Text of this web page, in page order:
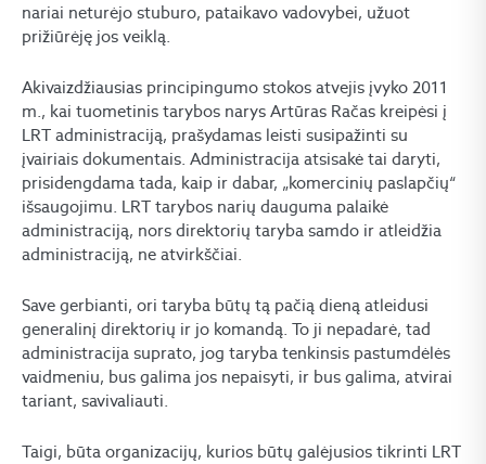
nariai neturėjo stuburo, pataikavo vadovybei, užuot
prižiūrėję jos veiklą.
Akivaizdžiausias principingumo stokos atvejis įvyko 2011
m., kai tuometinis tarybos narys Artūras Račas kreipėsi į
LRT administraciją, prašydamas leisti susipažinti su
įvairiais dokumentais. Administracija atsisakė tai daryti,
prisidengdama tada, kaip ir dabar, „komercinių paslapčių“
išsaugojimu. LRT tarybos narių dauguma palaikė
administraciją, nors direktorių taryba samdo ir atleidžia
administraciją, ne atvirkščiai.
Save gerbianti, ori taryba būtų tą pačią dieną atleidusi
generalinį direktorių ir jo komandą. To ji nepadarė, tad
administracija suprato, jog taryba tenkinsis pastumdėlės
vaidmeniu, bus galima jos nepaisyti, ir bus galima, atvirai
tariant, savivaliauti.
Taigi, būta organizacijų, kurios būtų galėjusios tikrinti LRT